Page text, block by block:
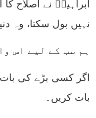
ابراہیمؑ نے اصلاح
نہیں بول سکتا، وہ
: ہم سب کے لیے اس
اگر کسی بڑے کی
بات کریں۔